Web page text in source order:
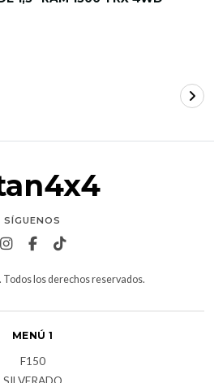
SÍGUENOS
Todos los derechos reservados.
MENÚ 1
F150